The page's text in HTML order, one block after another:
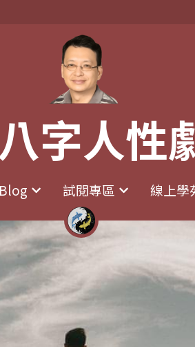
字人性
Blog 試閱專區 線上學
字人性
Blog 試閱專區 線上學